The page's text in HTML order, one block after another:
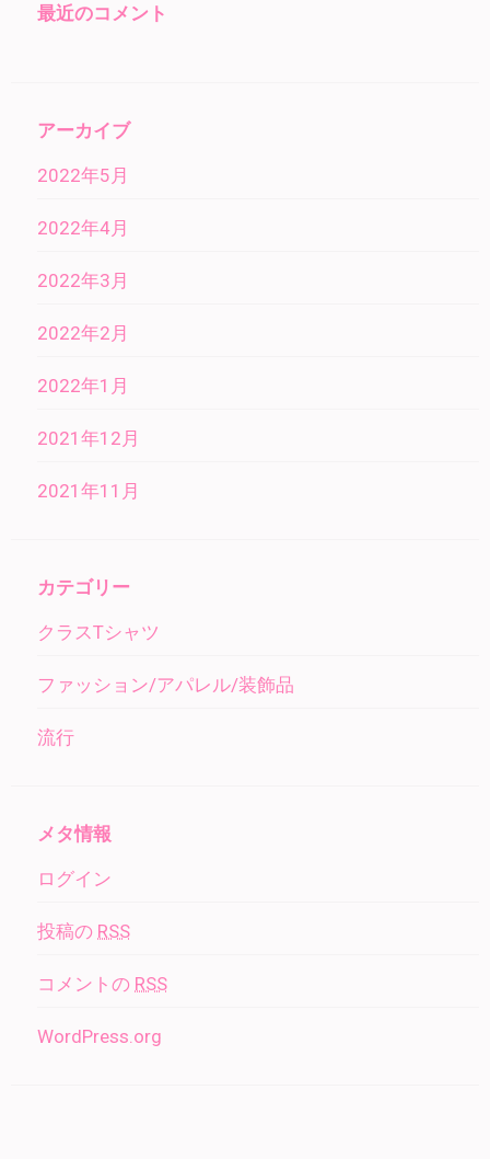
最近のコメント
アーカイブ
2022年5月
2022年4月
2022年3月
2022年2月
2022年1月
2021年12月
2021年11月
カテゴリー
クラスTシャツ
ファッション/アパレル/装飾品
流行
メタ情報
ログイン
投稿の RSS
コメントの RSS
WordPress.org